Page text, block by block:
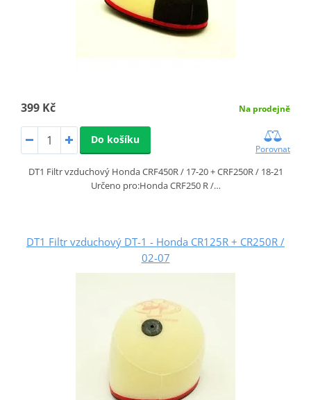
399 Kč Na prodejně
Do košíku
Porovnat
DT1 Filtr vzduchový Honda CRF450R / 17-20 + CRF250R / 18-21
Určeno pro:Honda CRF250 R /…
DT1 Filtr vzduchový DT-1 - Honda CR125R + CR250R /
02-07